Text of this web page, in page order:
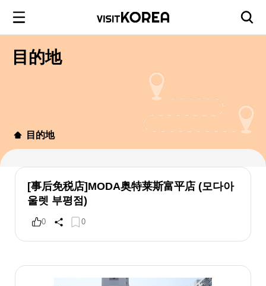
目的地
目的地
[事后免税店]MODA奥特莱斯富平店 (모다아
울렛 부평점)
0 0